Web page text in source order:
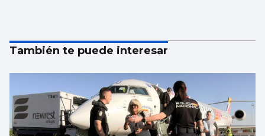
También te puede interesar